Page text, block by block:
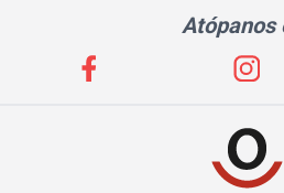
Atópanos